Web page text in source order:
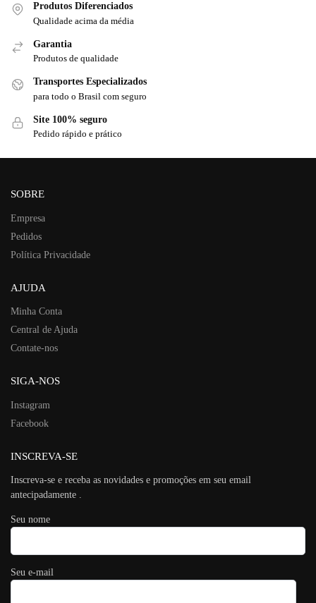
Produtos Diferenciados
Qualidade acima da média
Garantia
Produtos de qualidade
Transportes Especializados
para todo o Brasil com seguro
Site 100% seguro
Pedido rápido e prático
SOBRE
Empresa
Pedidos
Política Privacidade
AJUDA
Minha Conta
Central de Ajuda
Contate-nos
SIGA-NOS
Instagram
Facebook
INSCREVA-SE
Inscreva-se e receba as novidades e promoções em seu email
antecipadamente .
Seu nome
Seu e-mail